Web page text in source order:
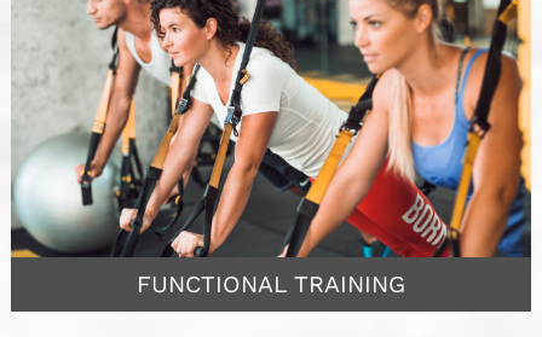
FUNCTIONAL TRAINING